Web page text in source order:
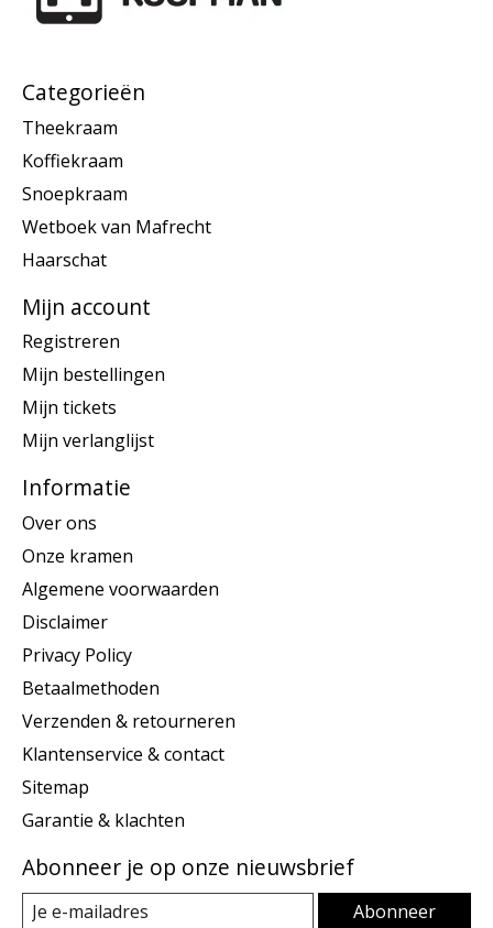
Categorieën
Theekraam
Koffiekraam
Snoepkraam
Wetboek van Mafrecht
Haarschat
Mijn account
Registreren
Mijn bestellingen
Mijn tickets
Mijn verlanglijst
Informatie
Over ons
Onze kramen
Algemene voorwaarden
Disclaimer
Privacy Policy
Betaalmethoden
Verzenden & retourneren
Klantenservice & contact
Sitemap
Garantie & klachten
Abonneer je op onze nieuwsbrief
Abonneer